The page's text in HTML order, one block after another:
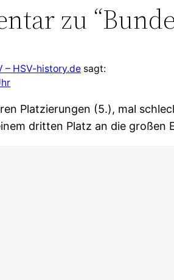
zu
– HSV-history.de sagt:
Platzierungen (5.), mal
dritten Platz an die